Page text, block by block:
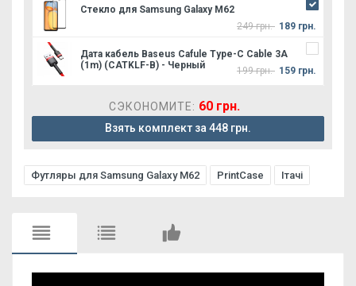
Стекло для Samsung Galaxy M62
249 грн. 189 грн.
Дата кабель Baseus Cafule Type-C Cable 3A
(1m) (CATKLF-B) - Черный
199 грн. 159 грн.
СЭКОНОМИТЕ: 60 грн.
Взять комплект за 448 грн.
Футляры для Samsung Galaxy M62 PrintCase Ітачі